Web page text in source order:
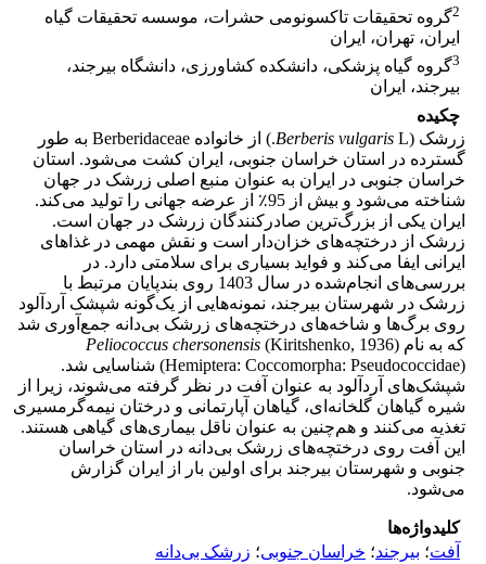
2گروه تحقیقات تاکسونومی حشرات، موسسه تحقیقات گیاه
ایران، تهران، ایران
3گروه گیاه پزشکی، دانشکده کشاورزی، دانشگاه بیرجند،
بیرجند، ایران
چکیده
زرشک (
Berberis vulgaris
L.) از خانواده Berberidaceae به طور
گسترده در استان خراسان جنوبی، ایران کشت می‌شود. استان
خراسان جنوبی در ایران به عنوان منبع اصلی زرشک در جهان
شناخته می‌شود و بیش از 95٪ از عرضه جهانی را تولید می‌کند.
ایران یکی از بزرگ‌ترین صادرکنندگان زرشک در جهان است.
زرشک از درختچه‌های خزان‌دار است و نقش مهمی در غذاهای
ایرانی ایفا می‌کند و فواید بسیاری برای سلامتی دارد. در
بررسی‌های انجام‌شده در سال 1403 روی بندپایان مرتبط با
زرشک در شهرستان بیرجند، نمونه‌هایی از یک‌گونه شپشک آردآلود
روی برگ‌ها و شاخه‌های درختچه‌های زرشک بی‌دانه جمع‌آوری شد
که به نام
Peliococcus chersonensis (Kiritshenko, 1936)
(Hemiptera: Coccomorpha: Pseudococcidae) شناسایی شد.
شپشک‌های آردآلود به عنوان آفت در نظر گرفته می‌شوند، زیرا از
شیره گیاهان گلخانه‌ای، گیاهان آپارتمانی و درختان نیمه‌گرمسیری
تغذیه می‌کنند و هم‌چنین به عنوان ناقل بیماری‌های گیاهی هستند.
این آفت روی درختچه‌های زرشک بی‌دانه در استان خراسان
جنوبی و شهرستان بیرجند برای اولین بار از ایران گزارش
می‌شود.
کلیدواژه‌ها
آفت؛ بیرجند؛ خراسان جنوبی؛ زرشک بی‌دانه